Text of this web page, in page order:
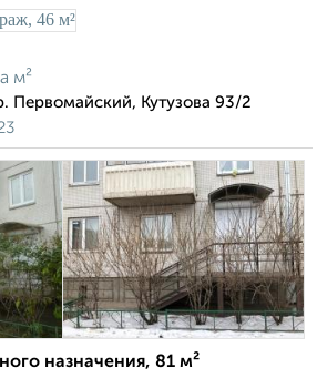
м²
Первомайский, Кутузова 93/2
назначения, 81 м²